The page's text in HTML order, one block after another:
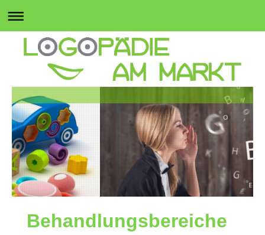
Behandlungsbereiche